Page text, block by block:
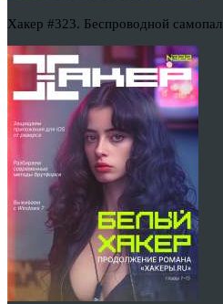
Хакер #323. Беспроводной самопал